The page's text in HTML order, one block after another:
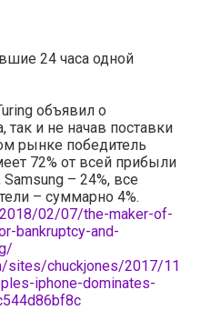
24 часа одной
объявил о
и не начав поставки
рынке победитель
72% от всей прибыли
– 24%, все
– суммарно 4%.
02/07/the-maker-of-
bankruptcy-and-
sites/chuckjones/2017/11
iphone-dominates-